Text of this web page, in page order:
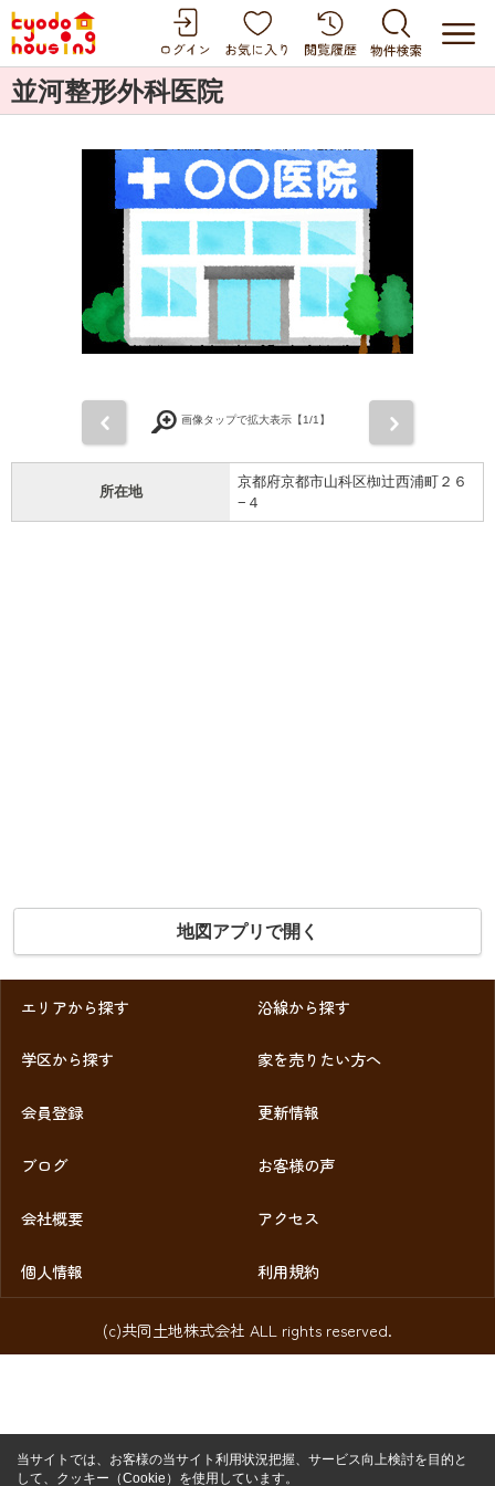
並河整形外科医院
画像タップで拡大表示【1/1】
所在地
京都府京都市山科区椥辻西浦町２６
−４
地図アプリで開く
エリアから探す 沿線から探す
学区から探す 家を売りたい方へ
会員登録 更新情報
ブログ お客様の声
会社概要 アクセス
個人情報 利用規約
(c)共同土地株式会社 ALL rights reserved.
当サイトでは、お客様の当サイト利用状況把握、サービス向上検討を目的と
して、クッキー（Cookie）を使用しています。